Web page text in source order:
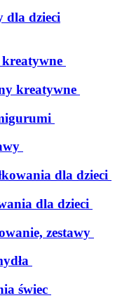
dla dzieci
kreatywne
dla dzieci
dla dzieci
zestawy
świec